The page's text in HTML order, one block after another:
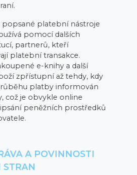
popsané platební nástroje
pomocí dalších
partnerů, kteří
platební transakce.
e-knihy a další
zpřístupní až tehdy, kdy
platby informován
což je obvykle online
peněžních prostředků
A POVINNOSTI